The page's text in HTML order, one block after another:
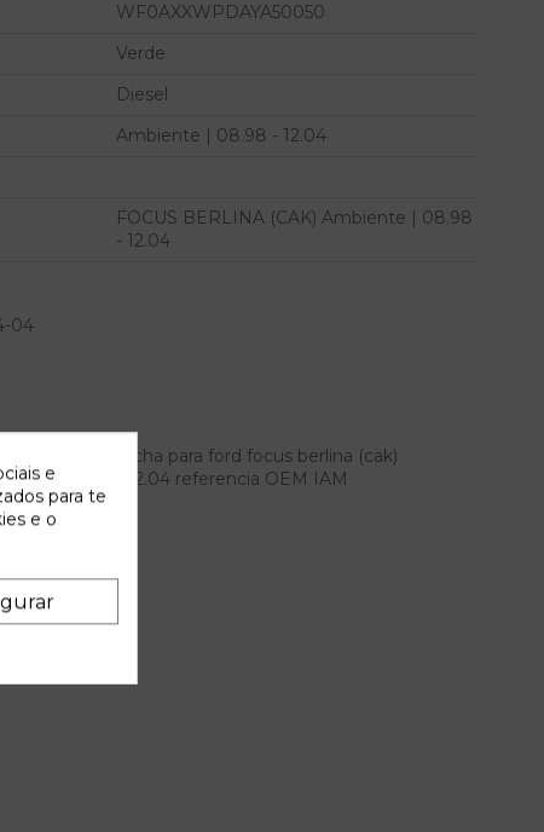
WF0AXXWPDAYA50050
Verde
Diesel
Ambiente | 08.98 - 12.04
FOCUS BERLINA (CAK) Ambiente | 08.98
- 12.04
04
delantera derecha para ford focus berlina (cak)
| 08.98 - 12.04 referencia OEM IAM
e
para te
e o